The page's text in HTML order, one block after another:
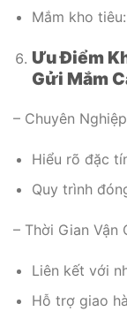
Mắm kho
Ưu Điểm
Gửi Mắm
– Chuyên
Hiểu rõ đặc
Quy trình
– Thời Gian Vận
Liên kết với
Hỗ trợ giao